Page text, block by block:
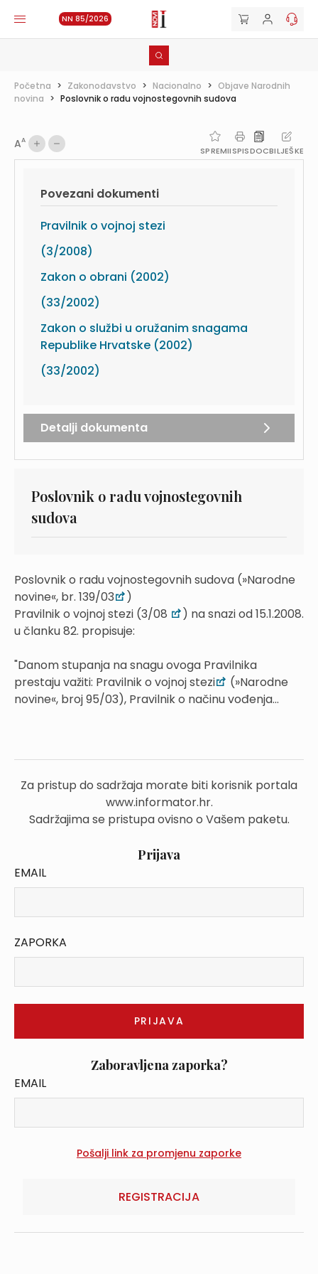
NN 85/2026
Početna > Zakonodavstvo > Nacionalno > Objave Narodnih
novina > Poslovnik o radu vojnostegovnih sudova
AA
SPREMIISPISDOCBILJEŠKE
Povezani dokumenti
Pravilnik o vojnoj stezi
(3/2008)
Zakon o obrani (2002)
(33/2002)
Zakon o službi u oružanim snagama
Republike Hrvatske (2002)
(33/2002)
Detalji dokumenta
Poslovnik o radu vojnostegovnih
sudova
Poslovnik o radu vojnostegovnih sudova (»Narodne
novine«, br. 139/03
)
Pravilnik o vojnoj stezi (3/08
) na snazi od 15.1.2008.
u članku 82. propisuje:
"Danom stupanja na snagu ovoga Pravilnika
prestaju važiti: Pravilnik o vojnoj stezi
(»Narodne
novine«, broj 95/03), Pravilnik o načinu vođenja...
Za pristup do sadržaja morate biti korisnik portala
www.informator.hr.
Sadržajima se pristupa ovisno o Vašem paketu.
Prijava
EMAIL
ZAPORKA
Zaboravljena zaporka?
EMAIL
REGISTRACIJA